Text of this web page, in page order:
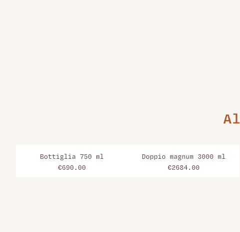
Bottiglia 750 ml
€690.00
Doppio magnum 3000 ml
€2684.00